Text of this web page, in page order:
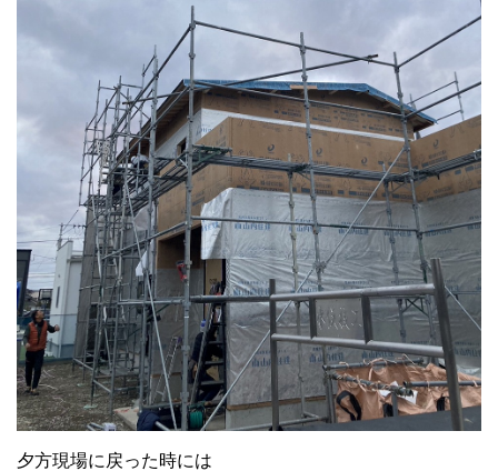
夕方現場に戻った時には